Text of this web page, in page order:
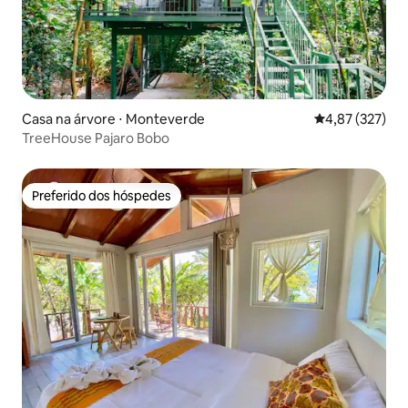
Casa na árvore ⋅ Monteverde 4,87 de uma
4,87 (327)
TreeHouse Pajaro Bobo
Preferido dos hóspedes
Preferido dos hóspedes